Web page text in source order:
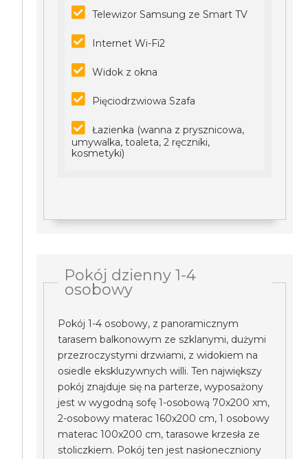
Telewizor Samsung ze Smart TV
Internet Wi-Fi2
Widok z okna
Pięciodrzwiowa Szafa
Łazienka (wanna z prysznicowa,
umywalka, toaleta, 2 ręczniki,
kosmetyki)
Pokój dzienny 1-4
osobowy
Pokój 1-4 osobowy, z panoramicznym
tarasem balkonowym ze szklanymi, dużymi
przezroczystymi drzwiami, z widokiem na
osiedle ekskluzywnych willi. Ten największy
pokój znajduje się na parterze, wyposażony
jest w wygodną sofę 1-osobową 70x200 xm,
2-osobowy materac 160x200 cm, 1 osobowy
materac 100x200 cm, tarasowe krzesła ze
stoliczkiem. Pokój ten jest nasłoneczniony